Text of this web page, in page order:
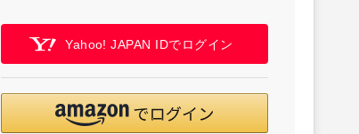
Yahoo! JAPAN IDでログイン